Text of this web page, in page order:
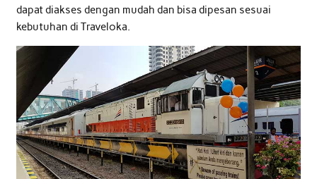
dapat diakses dengan mudah dan bisa dipesan sesuai
kebutuhan di Traveloka.